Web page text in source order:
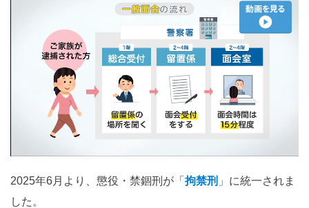
栃木 埼玉 千葉 神奈川
静岡 三重
中国
2025年6月より、懲役・禁錮刑が「 拘禁刑 」に統一されま
した。